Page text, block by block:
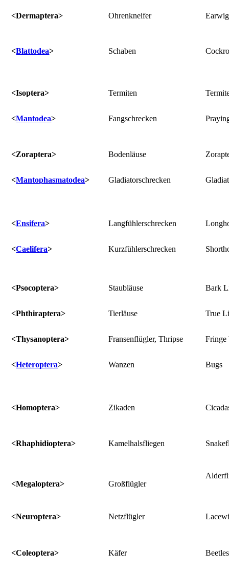
<Dermaptera> Ohrenkneifer
<Blattodea> Schaben
<Isoptera> Termiten
<Mantodea> Fangschrecken
<Zoraptera> Bodenläuse
<Mantophasmatodea> Gladiatorschrecken
<Ensifera> Langfühlerschrecken
<Caelifera> Kurzfühlerschrecken
<Psocoptera> Staubläuse Bark
<Phthiraptera> Tierläuse True
<Thysanoptera> Fransenflügler, Thripse Fringe
<Heteroptera> Wanzen Bugs
<Homoptera> Zikaden
<Rhaphidioptera> Kamelhalsfliegen
<Megaloptera> Großflügler
<Neuroptera> Netzflügler
<Coleoptera> Käfer Beetles